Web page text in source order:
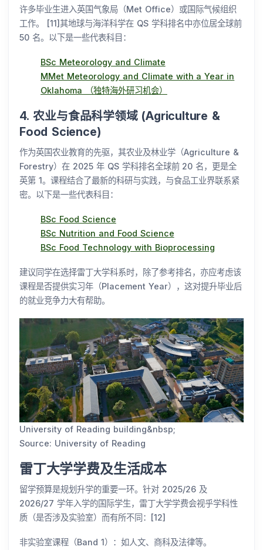
许多毕业生进入英国气象局（Met Office）或国际气候组织
工作。 [11]其地球与海洋科学在 QS 学科排名中亦位居全球前
50 名。以下是一些代表科目：
BSc Meteorology and Climate
MMet Meteorology and Climate with a Year in
Oklahoma （独特海外研习机会）
4. 农业与食品科学领域 (Agriculture &
Food Science)
作为英国农业教育的先驱，其农业及林业学（Agriculture &
Forestry）在 2025 年 QS 学科排名全球前 20 名，更是全
英第 1。课程结合了最新的科研与实践，与食品工业界联系紧
密。以下是一些代表科目：
BSc Food Science
BSc Nutrition and Food Science
BSc Food Technology with Bioprocessing
建议同学在选择雷丁大学科系时，除了参考排名，亦应考虑该
课程是否提供实习年（Placement Year），这对提升毕业后
的就业竞争力大有帮助。
University of Reading building&nbsp;
Source: University of Reading
雷丁大学学费及生活成本
留学预算是规划升学的重要一环。针对 2025/26 及
2026/27 学年入学的国际学生，雷丁大学学费会视乎学科性
质（是否涉及实验室）而有所不同：[12]
非实验室课程（Band 1）：如人文、商科及法律等。